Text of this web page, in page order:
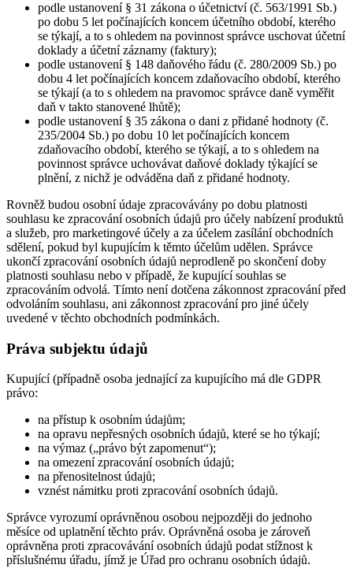
podle ustanovení § 31 zákona o účetnictví (č. 563/1991 Sb.)
po dobu 5 let počínajících koncem účetního období, kterého
se týkají, a to s ohledem na povinnost správce uschovat účetní
doklady a účetní záznamy (faktury);
podle ustanovení § 148 daňového řádu (č. 280/2009 Sb.) po
dobu 4 let počínajících koncem zdaňovacího období, kterého
se týkají (a to s ohledem na pravomoc správce daně vyměřit
daň v takto stanovené lhůtě);
podle ustanovení § 35 zákona o dani z přidané hodnoty (č.
235/2004 Sb.) po dobu 10 let počínajících koncem
zdaňovacího období, kterého se týkají, a to s ohledem na
povinnost správce uchovávat daňové doklady týkající se
plnění, z nichž je odváděna daň z přidané hodnoty.
Rovněž budou osobní údaje zpracovávány po dobu platnosti
souhlasu ke zpracování osobních údajů pro účely nabízení produktů
a služeb, pro marketingové účely a za účelem zasílání obchodních
sdělení, pokud byl kupujícím k těmto účelům udělen. Správce
ukončí zpracování osobních údajů neprodleně po skončení doby
platnosti souhlasu nebo v případě, že kupující souhlas se
zpracováním odvolá. Tímto není dotčena zákonnost zpracování před
odvoláním souhlasu, ani zákonnost zpracování pro jiné účely
uvedené v těchto obchodních podmínkách.
Práva subjektu údajů
Kupující (případně osoba jednající za kupujícího má dle GDPR
právo:
na přístup k osobním údajům;
na opravu nepřesných osobních údajů, které se ho týkají;
na výmaz („právo být zapomenut“);
na omezení zpracování osobních údajů;
na přenositelnost údajů;
vznést námitku proti zpracování osobních údajů.
Správce vyrozumí oprávněnou osobou nejpozději do jednoho
měsíce od uplatnění těchto práv. Oprávněná osoba je zároveň
oprávněna proti zpracovávání osobních údajů podat stížnost k
příslušnému úřadu, jímž je Úřad pro ochranu osobních údajů.